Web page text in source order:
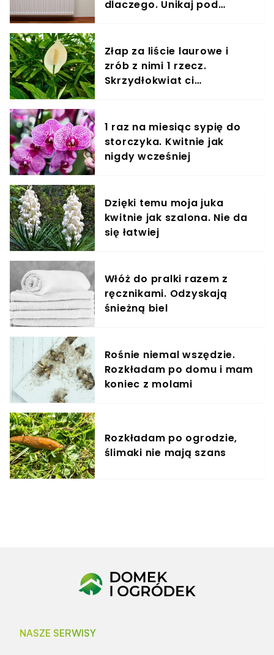
dlaczego. Unikaj pod
Złap za liście laurowe i
zrób z nimi 1 rzecz.
Skrzydłokwiat ci
1 raz na miesiąc sypię do
storczyka. Kwitnie jak
nigdy wcześniej
Dzięki temu moja juka
kwitnie jak szalona. Nie da
się łatwiej
Włóż do pralki razem z
ręcznikami. Odzyskają
śnieżną biel
Rośnie niemal wszędzie.
Rozkładam po domu i mam
koniec z molami
Rozkładam po ogrodzie,
ślimaki nie mają szans
NASZE SERWISY